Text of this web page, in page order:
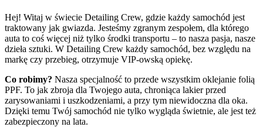
Hej! Witaj w świecie Detailing Crew, gdzie każdy samochód jest
traktowany jak gwiazda. Jesteśmy zgranym zespołem, dla którego
auta to coś więcej niż tylko środki transportu – to nasza pasja, nasze
dzieła sztuki. W Detailing Crew każdy samochód, bez względu na
markę czy przebieg, otrzymuje VIP-owską opiekę.
Co robimy? Nasza specjalność to przede wszystkim oklejanie folią
PPF. To jak zbroja dla Twojego auta, chroniąca lakier przed
zarysowaniami i uszkodzeniami, a przy tym niewidoczna dla oka.
Dzięki temu Twój samochód nie tylko wygląda świetnie, ale jest też
zabezpieczony na lata.